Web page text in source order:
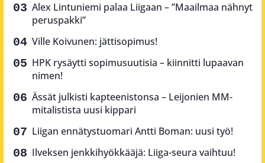
Alex Lintuniemi palaa Liigaan – ”Maailmaa nähnyt
peruspakki”
Ville Koivunen: jättisopimus!
HPK rysäytti sopimusuutisia – kiinnitti lupaavan
nimen!
Ässät julkisti kapteenistonsa – Leijonien MM-
mitalistista uusi kippari
Liigan ennätystuomari Antti Boman: uusi työ!
Ilveksen jenkkihyökkääjä: Liiga-seura vaihtuu!